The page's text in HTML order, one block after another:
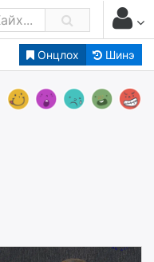
Онцлох Шинэ